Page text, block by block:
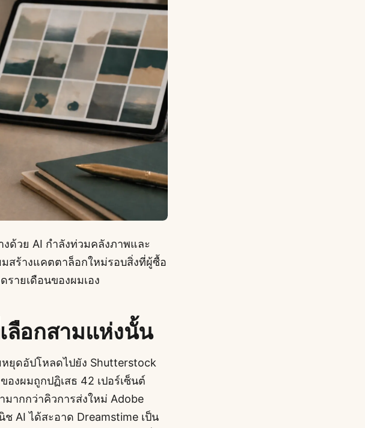
ด้วย AI กำลังท่วมคลังภาพและ
สร้างแคตตาล็อกใหม่รอบสิ่งที่ผู้ซื้อ
ายเดือนของผมเอง
ลือกสามแห่งนั้น
ยุดอัปโหลดไปยัง Shutterstock
องผมถูกปฏิเสธ 42 เปอร์เซ็นต์
มากกว่าคิวการส่งใหม่ Adobe
AI ได้สะอาด Dreamstime เป็น